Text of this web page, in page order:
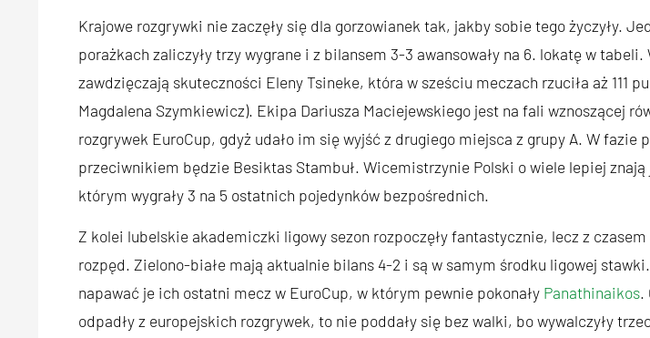
Krajowe rozgrywki nie zaczęły się dla gorzowianek tak, jakby sobie tego życzyły.
porażkach zaliczyły trzy wygrane i z bilansem 3-3 awansowały na 6. lokatę w tabeli.
zawdzięczają skuteczności Eleny Tsineke, która w sześciu meczach rzuciła aż 111
Magdalena Szymkiewicz). Ekipa Dariusza Maciejewskiego jest na fali wznoszącej
rozgrywek EuroCup, gdyż udało im się wyjść z drugiego miejsca z grupy A. W fazie
przeciwnikiem będzie Besiktas Stambuł. Wicemistrzynie Polski o wiele lepiej znają
którym wygrały 3 na 5 ostatnich pojedynków bezpośrednich.
Z kolei lubelskie akademiczki ligowy sezon rozpoczęły fantastycznie, lecz z czasem
rozpęd. Zielono-białe mają aktualnie bilans 4-2 i są w samym środku ligowej
napawać je ich ostatni mecz w EuroCup, w którym pewnie pokonały Panathinaikos.
odpadły z europejskich rozgrywek, to nie poddały się bez walki, bo wywalczyły